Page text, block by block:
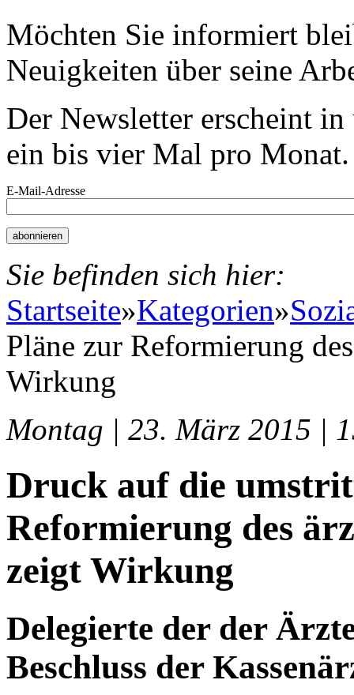
Möchten Sie informiert
Neuigkeiten über seine
Der Newsletter erscheint
ein bis vier Mal pro Monat.
E-Mail-Adresse
Sie befinden sich hier:
Startseite»Kategorien»
Pläne zur Reformierung
Wirkung
Montag | 23. März 2015 |
Druck auf die
Reformierung des
zeigt Wirkung
Delegierte der der
Beschluss der